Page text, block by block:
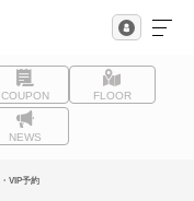
COUPON FLOOR
NEWS
VIP予約